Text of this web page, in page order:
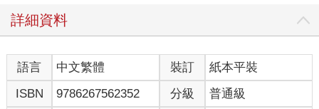
詳細資料
語言 中文繁體 裝訂
紙本平裝
ISBN
9786267562352 分級 普通級